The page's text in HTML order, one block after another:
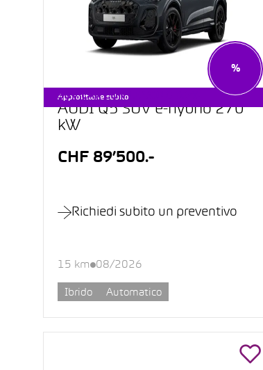
Approfittane subito
%
SUV CAR CON LEASING 0.9%
AUDI Q5 SUV e-hybrid 270
kW
CHF 89’500.-
Richiedi subito un preventivo
15 km 08/2026
Ibrido Automatico